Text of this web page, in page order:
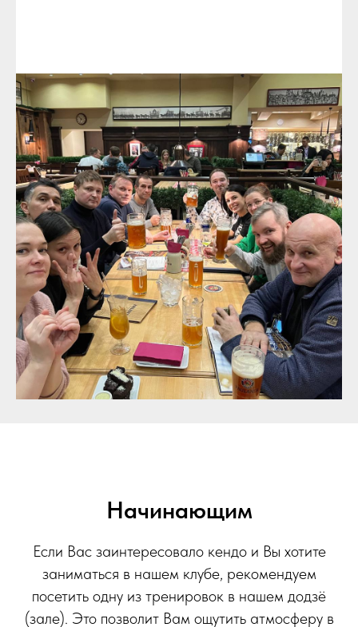
Начинающим
Если Вас заинтересовало кендо и Вы хотите
заниматься в нашем клубе, рекомендуем
посетить одну из тренировок в нашем додзё
(зале). Это позволит Вам ощутить атмосферу в